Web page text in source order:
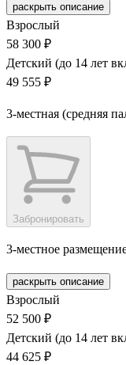
раскрыть описание
Взрослый
58 300 ₽
Детский (до 14 лет
49 555 ₽
3-местная (средняя
Забронировать
3-местное
раскрыть описание
Взрослый
52 500 ₽
Детский (до 14 лет
44 625 ₽